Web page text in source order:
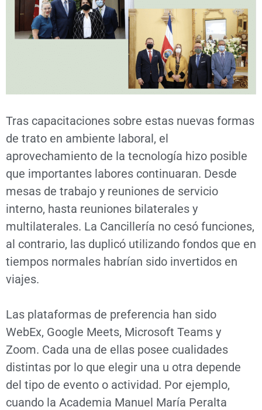
Tras capacitaciones sobre estas nuevas formas
de trato en ambiente laboral, el
aprovechamiento de la tecnología hizo posible
que importantes labores continuaran. Desde
mesas de trabajo y reuniones de servicio
interno, hasta reuniones bilaterales y
multilaterales. La Cancillería no cesó funciones,
al contrario, las duplicó utilizando fondos que en
tiempos normales habrían sido invertidos en
viajes.
Las plataformas de preferencia han sido
WebEx, Google Meets, Microsoft Teams y
Zoom. Cada una de ellas posee cualidades
distintas por lo que elegir una u otra depende
del tipo de evento o actividad. Por ejemplo,
cuando la Academia Manuel María Peralta